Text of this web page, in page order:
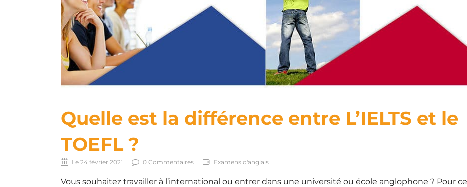
Quelle est la différence entre L’IELTS et le
TOEFL ?
Le 24 février 2021 0 Commentaires Examens d'anglais
Vous souhaitez travailler à l’international ou entrer dans une université ou école anglophone ? Pour ce